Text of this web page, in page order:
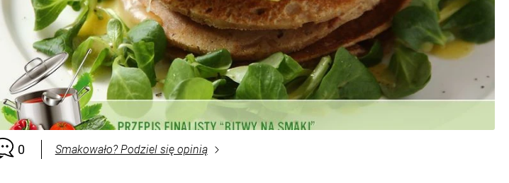
0 Smakowało? Podziel się opinią